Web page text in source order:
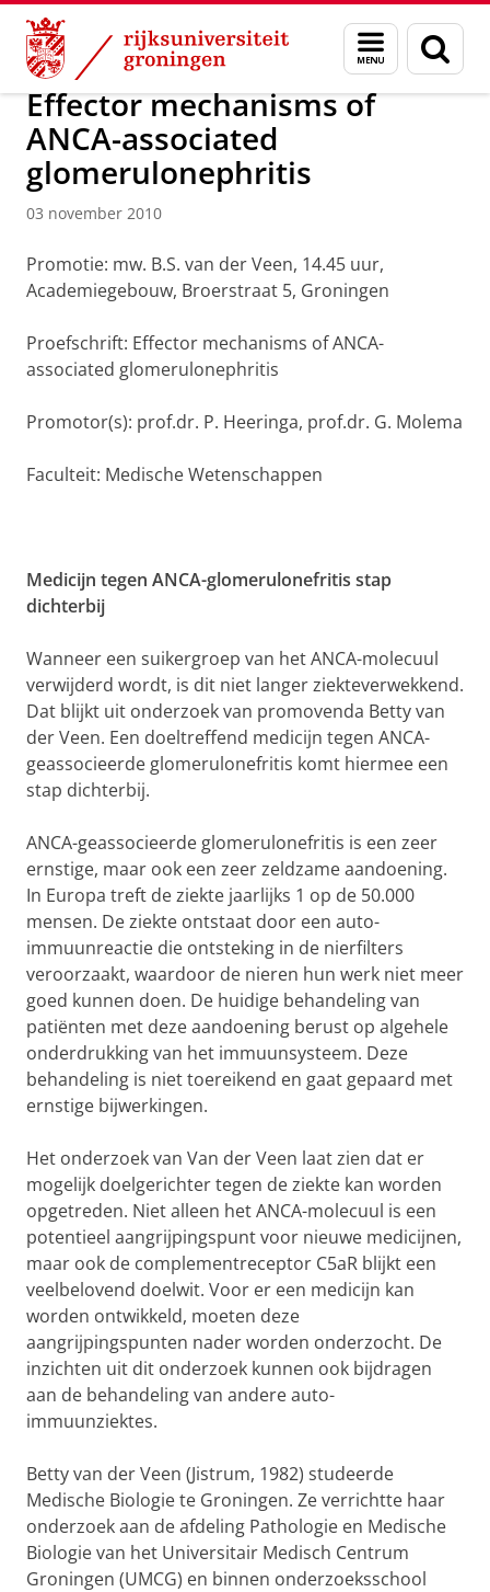
Skip
Content
Skip
Navigation
Menu
en
zoeken
Over ons Actueel Nieuws Nieuwsberichten
Effector mechanisms of
ANCA-associated
glomerulonephritis
03 november 2010
Promotie: mw. B.S. van der Veen, 14.45 uur,
Academiegebouw, Broerstraat 5, Groningen
Proefschrift: Effector mechanisms of ANCA-
associated glomerulonephritis
Promotor(s): prof.dr. P. Heeringa, prof.dr. G. Molema
Faculteit: Medische Wetenschappen
Medicijn tegen ANCA-glomerulonefritis stap
dichterbij
Wanneer een suikergroep van het ANCA-molecuul
verwijderd wordt, is dit niet langer ziekteverwekkend.
Dat blijkt uit onderzoek van promovenda Betty van
der Veen. Een doeltreffend medicijn tegen ANCA-
geassocieerde glomerulonefritis komt hiermee een
stap dichterbij.
ANCA-geassocieerde glomerulonefritis is een zeer
ernstige, maar ook een zeer zeldzame aandoening.
In Europa treft de ziekte jaarlijks 1 op de 50.000
mensen. De ziekte ontstaat door een auto-
immuunreactie die ontsteking in de nierfilters
veroorzaakt, waardoor de nieren hun werk niet meer
goed kunnen doen. De huidige behandeling van
patiënten met deze aandoening berust op algehele
onderdrukking van het immuunsysteem. Deze
behandeling is niet toereikend en gaat gepaard met
ernstige bijwerkingen.
Het onderzoek van Van der Veen laat zien dat er
mogelijk doelgerichter tegen de ziekte kan worden
opgetreden. Niet alleen het ANCA-molecuul is een
potentieel aangrijpingspunt voor nieuwe medicijnen,
maar ook de complementreceptor C5aR blijkt een
veelbelovend doelwit. Voor er een medicijn kan
worden ontwikkeld, moeten deze
aangrijpingspunten nader worden onderzocht. De
inzichten uit dit onderzoek kunnen ook bijdragen
aan de behandeling van andere auto-
immuunziektes.
Betty van der Veen (Jistrum, 1982) studeerde
Medische Biologie te Groningen. Ze verrichtte haar
onderzoek aan de afdeling Pathologie en Medische
Biologie van het Universitair Medisch Centrum
Groningen (UMCG) en binnen onderzoeksschool